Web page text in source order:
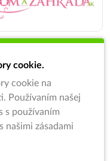
cookie.
cookie na
Používaním našej
s používaním
našimi zásadami